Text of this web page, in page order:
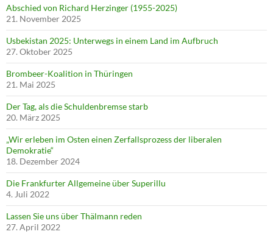
Abschied von Richard Herzinger (1955-2025)
21. November 2025
Usbekistan 2025: Unterwegs in einem Land im Aufbruch
27. Oktober 2025
Brombeer-Koalition in Thüringen
21. Mai 2025
Der Tag, als die Schuldenbremse starb
20. März 2025
„Wir erleben im Osten einen Zerfallsprozess der liberalen
Demokratie“
18. Dezember 2024
Die Frankfurter Allgemeine über Superillu
4. Juli 2022
Lassen Sie uns über Thälmann reden
27. April 2022